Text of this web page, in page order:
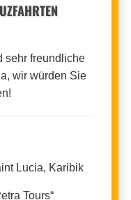
sehr freundliche
wir würden Sie
Lucia, Karibik
Tours“